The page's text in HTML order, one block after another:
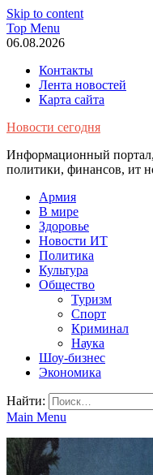
Skip to content
Top Menu
06.08.2026
Контакты
Лента новостей
Карта сайта
Новости сегодня
Информационный
политики, финансов, ит
Армия
В мире
Здоровье
Новости ИТ
Политика
Культура
Общество
Туризм
Спорт
Криминал
Наука
Шоу-бизнес
Экономика
Найти:
Main Menu